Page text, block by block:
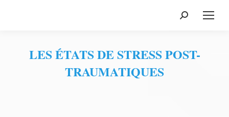
Recherche
LES ÉTATS DE STRESS POST-
TRAUMATIQUES